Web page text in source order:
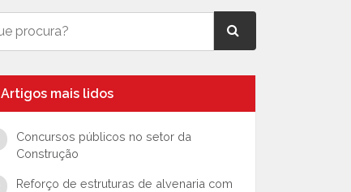
Artigos mais lidos
Concursos públicos no setor da
Construção
Reforço de estruturas de alvenaria com